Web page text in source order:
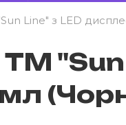
Line" з LED
"Sun